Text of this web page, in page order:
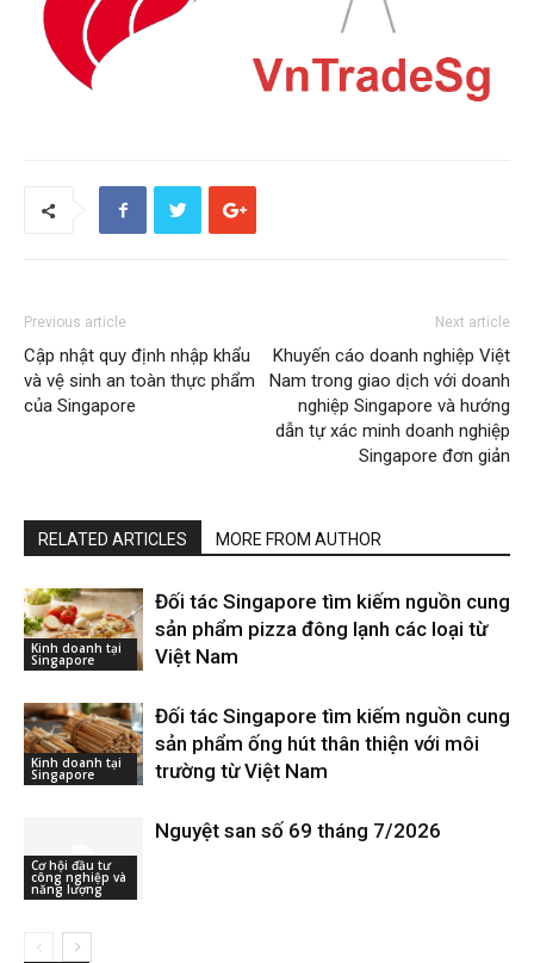
Previous article
Cập nhật quy định nhập khẩu
và vệ sinh an toàn thực phẩm
của Singapore
Next article
Khuyến cáo doanh nghiệp Việt
Nam trong giao dịch với doanh
nghiệp Singapore và hướng
dẫn tự xác minh doanh nghiệp
Singapore đơn giản
RELATED ARTICLES MORE FROM AUTHOR
Kinh doanh tại
Singapore
Đối tác Singapore tìm kiếm nguồn cung
sản phẩm pizza đông lạnh các loại từ
Việt Nam
Kinh doanh tại
Singapore
Đối tác Singapore tìm kiếm nguồn cung
sản phẩm ống hút thân thiện với môi
trường từ Việt Nam
Cơ hội đầu tư
công nghiệp và
năng lượng
Nguyệt san số 69 tháng 7/2026